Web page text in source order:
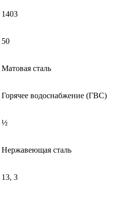
1403
50
Матовая сталь
Горячее водоснабжение (ГВС)
½
Нержавеющая сталь
13, 3